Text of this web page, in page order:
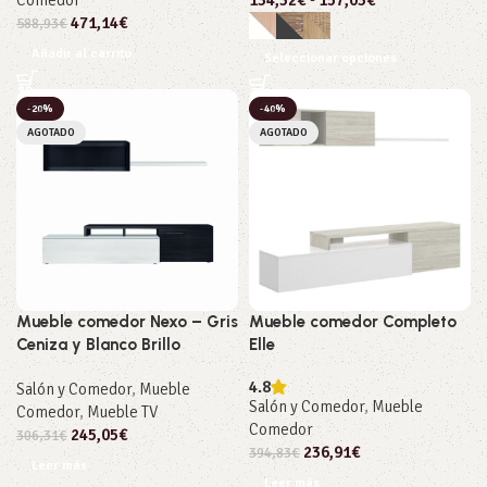
588,93€471,14€
Añadir al carrito Seleccionar opciones
-20%
AGOTADO
Mueble comedor Nexo – Gris
Ceniza y Blanco Brillo
Salón y Comedor,Mueble
Comedor, Mueble TV
306,31€ 245,05€
Leer más
-40%
AGOTADO
Mueble comedor Completo
Elle
4.8
Salón y Comedor, Mueble
Comedor
394,83€ 236,91€
Leer más